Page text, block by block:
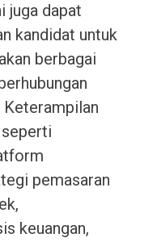
juga dapat
kandidat untuk
berbagai
Keterampilan
pemasaran
keuangan,